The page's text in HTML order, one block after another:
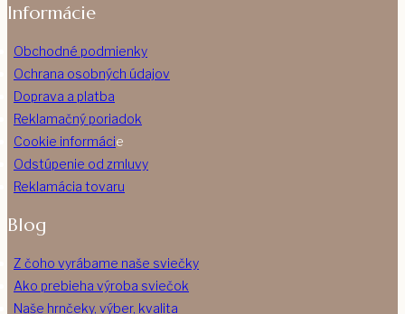
Informácie
Obchodné podmienky
Ochrana osobných údajov
Doprava a platba
Reklamačný poriadok
Cookie informácie
Odstúpenie od zmluvy
Reklamácia tovaru
Blog
Z čoho vyrábame naše sviečky
Ako prebieha výroba sviečok
Naše hrnčeky, výber, kvalita